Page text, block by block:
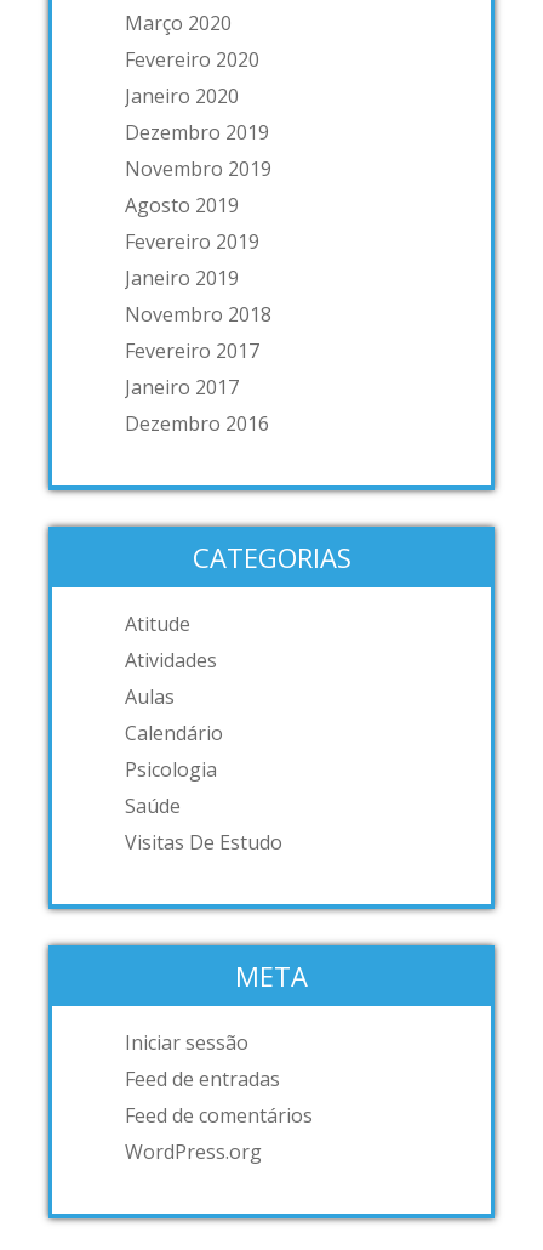
Março 2020
Fevereiro 2020
Janeiro 2020
Dezembro 2019
Novembro 2019
Agosto 2019
Fevereiro 2019
Janeiro 2019
Novembro 2018
Fevereiro 2017
Janeiro 2017
Dezembro 2016
CATEGORIAS
Atitude
Atividades
Aulas
Calendário
Psicologia
Saúde
Visitas De Estudo
META
Iniciar sessão
Feed de entradas
Feed de comentários
WordPress.org